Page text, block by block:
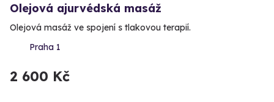
Olejová ajurvédská masáž
Olejová masáž ve spojení s tlakovou terapií.
Praha 1
2 600 Kč